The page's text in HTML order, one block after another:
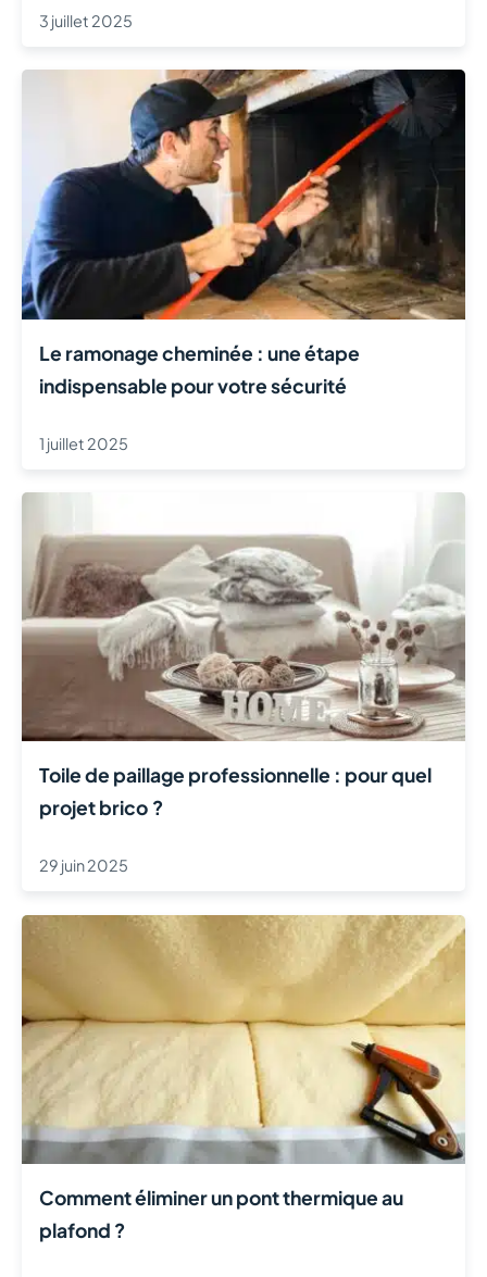
предпринимателем. Александр признается, что игра в
вдохновила на большие свершения.
В статье мы рассмотрели несколько вдохновляющих
историй российских игроков, которые достигли успеха
в Cat казино. Они доказывают, что смелость,
настойчивость и навыки могут привести к большим
выигрышам. Будь то игра в покер, рулетку или игровые
автоматы, эти игроки показали, что с правильным
подходом и стратегией можно достичь замечательных
результатов. Казино предоставляет возможность не
только развлечься, но и заработать крупную сумму
почему бы и вам не попробовать свою удачу в Cat
следующей, которую мы расскажем?
3 juillet 2025
Le ramonage cheminée : une étape
indispensable pour votre sécurité
1 juillet 2025
Toile de paillage professionnelle : pour quel
projet brico ?
29 juin 2025
Comment éliminer un pont thermique au
plafond ?